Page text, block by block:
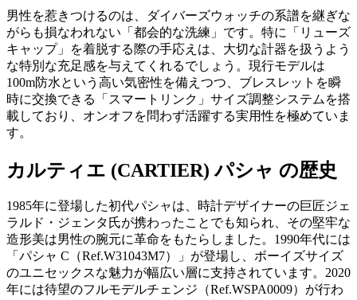
男性を惹きつけるのは、ダイバーズウォッチの系譜を継ぎな
がらも損なわれない「都会的な洗練」です。特に「リューズ
キャップ」を着脱する際の手応えは、大切な計器を扱うよう
な特別な充足感を与えてくれるでしょう。現行モデルは
100m防水という高い気密性を備えつつ、ブレスレットを瞬
時に交換できる「スマートリンク」サイズ調整システムを搭
載しており、オンオフを問わず活躍する実用性を極めていま
す。
カルティエ (CARTIER) パシャ の歴史
1985年に登場した初代パシャは、時計デザイナーの巨匠ジェ
ラルド・ジェンタ氏が携わったことでも知られ、その堅牢な
造形美は男性の腕元に革命をもたらしました。1990年代には
「パシャ C（Ref.W31043M7）」が登場し、ボーイズサイズ
のユニセックスな魅力が幅広い層に支持されています。2020
年には待望のフルモデルチェンジ（Ref.WSPA0009）が行わ